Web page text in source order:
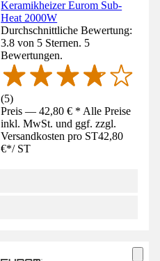
Keramikheizer Eurom Sub-
Heat 2000W
Durchschnittliche Bewertung:
3.8 von 5 Sternen. 5
Bewertungen.
(5)
Preis — 42,80 € * Alle Preise
inkl. MwSt. und ggf. zzgl.
Versandkosten pro ST42,80
€*/ ST